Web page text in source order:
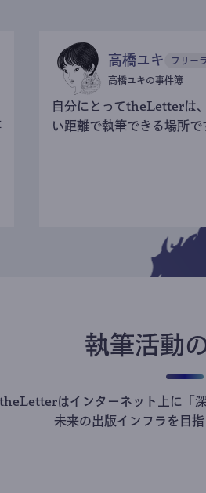
高橋ユキ フリー
高橋ユキの事件簿
自分にとってtheLetterは
い距離で執筆できる場所で
執筆活動
theLetterはインターネット上に「
未来の出版インフラを目指